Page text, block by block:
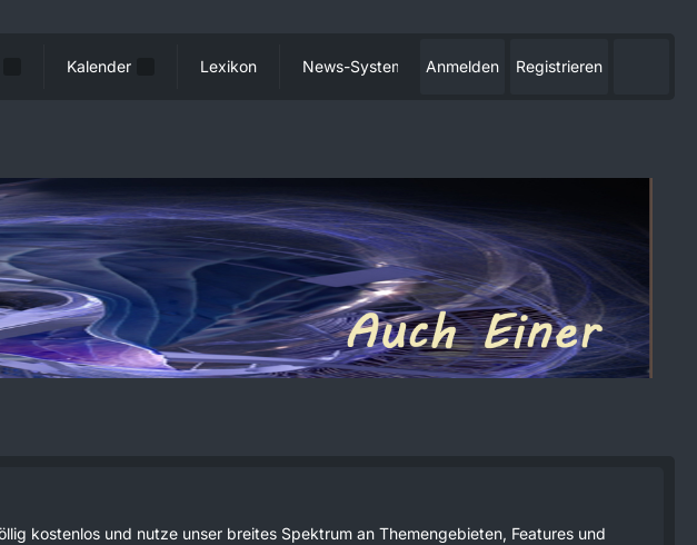
Kalender Lexikon News-System Anmelden Registrieren
kostenlos und nutze unser breites Spektrum an Themengebieten, Features und